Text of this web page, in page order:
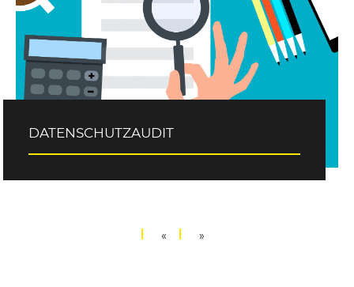
DATENSCHUTZAUDIT
« »